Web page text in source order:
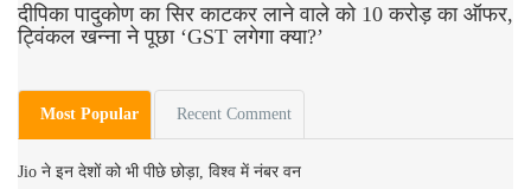
दीपिका पादुकोण का सिर काटकर लाने वाले को 10 करोड़ का ऑफर,
ट्विंकल खन्ना ने पूछा ‘GST लगेगा क्या?’
Most Popular Recent Comment
Jio ने इन देशों को भी पीछे छोड़ा, विश्व में नंबर वन